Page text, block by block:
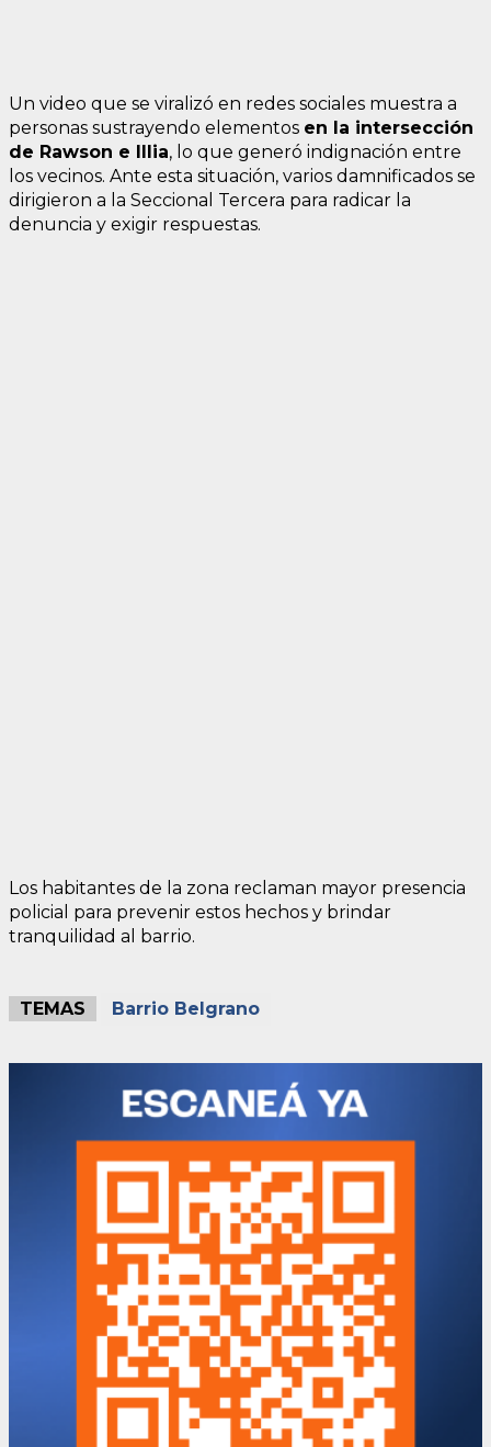
Un video que se viralizó en redes sociales muestra a
personas sustrayendo elementos en la intersección
de Rawson e Illia, lo que generó indignación entre
los vecinos. Ante esta situación, varios damnificados se
dirigieron a la Seccional Tercera para radicar la
denuncia y exigir respuestas.
Los habitantes de la zona reclaman mayor presencia
policial para prevenir estos hechos y brindar
tranquilidad al barrio.
TEMAS Barrio Belgrano